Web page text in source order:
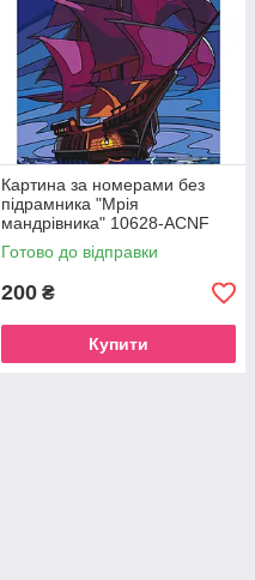
Картина за номерами без
підрамника "Мрія
мандрівника" 10628-ACNF
40х50 см
Готово до відправки
200 ₴
Купити